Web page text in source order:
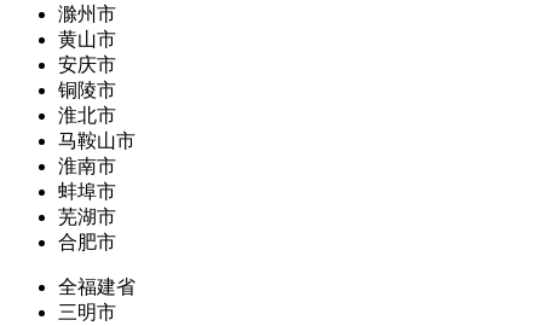
滁州市
黄山市
安庆市
铜陵市
淮北市
马鞍山市
淮南市
蚌埠市
芜湖市
合肥市
全福建省
三明市